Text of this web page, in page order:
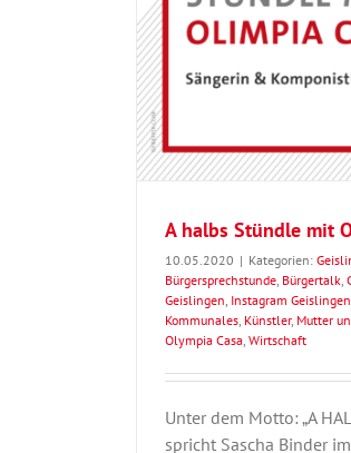
A halbs Stündle mit
10.05.2020 | Kategorien:
Bürgersprechstunde, Bürgertalk,
Geislingen, Instagram Geislingen
Kommunales, Künstler, Mutter
Olympia Casa, Wirtschaft
Unter dem Motto: „A
spricht Sascha Binder